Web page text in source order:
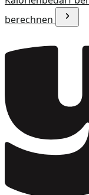
berechnen